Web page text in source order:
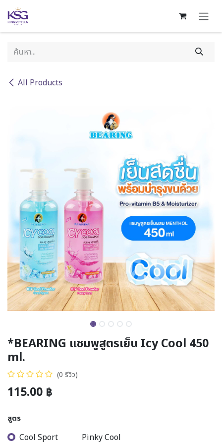
Skip to Content
All Products
*BEARING แชมพูสูตรเย็น Icy Cool 450
ml.
(0 รีวิว)
115.00 ฿
สูตร
Cool Sport Pinky Cool